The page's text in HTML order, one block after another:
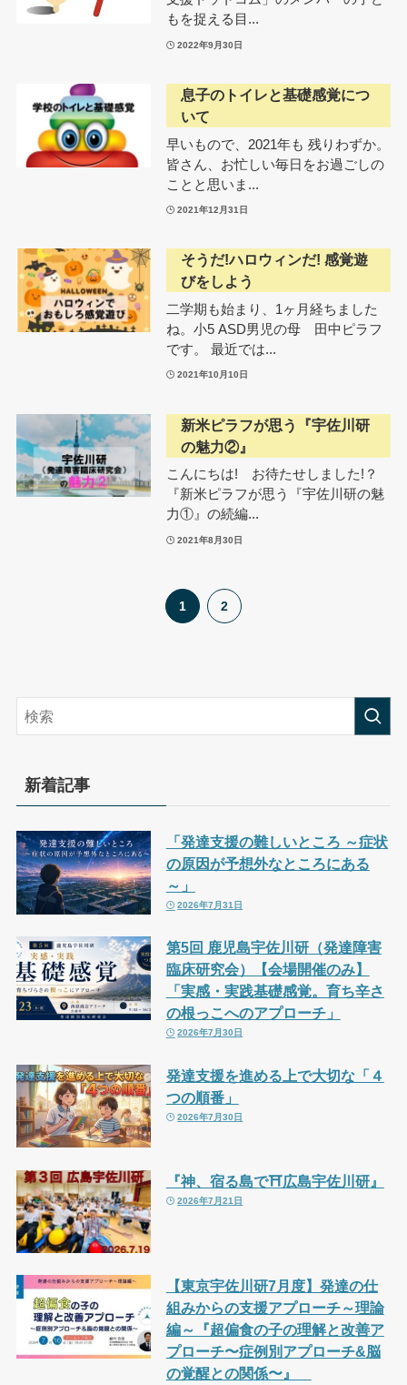
もを捉える目...
2022年9月30日
息子のトイレと基礎感覚につ
いて
早いもので、2021年も 残りわずか。
皆さん、お忙しい毎日をお過ごしの
ことと思いま...
2021年12月31日
そうだ!ハロウィンだ! 感覚遊
びをしよう
二学期も始まり、1ヶ月経ちました
ね。小5 ASD男児の母 田中ピラフ
です。 最近では...
2021年10月10日
新米ピラフが思う『宇佐川研
の魅力②』
こんにちは! お待たせしました!？
『新米ピラフが思う『宇佐川研の魅
力①』の続編...
2021年8月30日
1 2
新着記事
「発達支援の難しいところ ～症状
の原因が予想外なところにある
～」
2026年7月31日
第5回 鹿児島宇佐川研（発達障害
臨床研究会）【会場開催のみ】
「実感・実践基礎感覚。育ち辛さ
の根っこへのアプローチ」
2026年7月30日
発達支援を進める上で大切な「４
つの順番」
2026年7月30日
『神、宿る島で⛩広島宇佐川研』
2026年7月21日
【東京宇佐川研7月度】発達の仕
組みからの支援アプローチ～理論
編～『超偏食の子の理解と改善ア
プローチ〜症例別アプローチ&脳
の覚醒との関係〜』